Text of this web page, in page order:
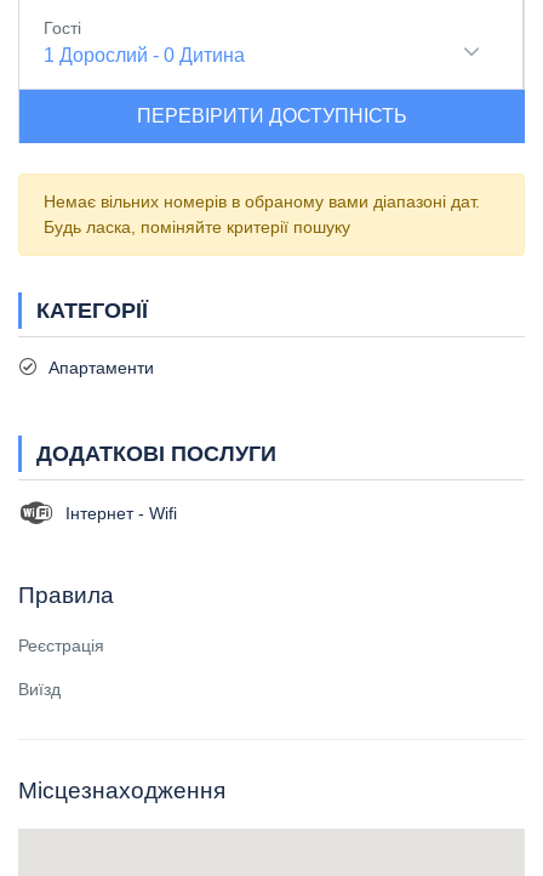
Гості
1 Дорослий - 0 Дитина
ПЕРЕВІРИТИ ДОСТУПНІСТЬ
Немає вільних номерів в обраному вами діапазоні дат.
Будь ласка, поміняйте критерії пошуку
КАТЕГОРІЇ
Апартаменти
ДОДАТКОВІ ПОСЛУГИ
Інтернет - Wifi
Правила
Реєстрація
Виїзд
Місцезнаходження